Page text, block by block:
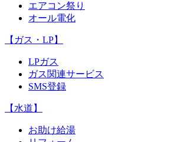
エアコン祭り
オール電化
【ガス・LP】
LPガス
ガス関連サービス
SMS登録
【水道】
お助け給湯